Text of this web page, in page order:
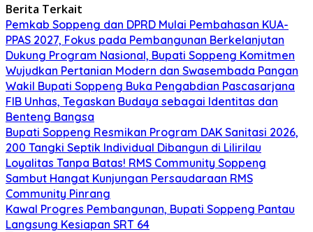
Berita Terkait
Pemkab Soppeng dan DPRD Mulai Pembahasan KUA-
PPAS 2027, Fokus pada Pembangunan Berkelanjutan
Dukung Program Nasional, Bupati Soppeng Komitmen
Wujudkan Pertanian Modern dan Swasembada Pangan
Wakil Bupati Soppeng Buka Pengabdian Pascasarjana
FIB Unhas, Tegaskan Budaya sebagai Identitas dan
Benteng Bangsa
Bupati Soppeng Resmikan Program DAK Sanitasi 2026,
200 Tangki Septik Individual Dibangun di Lilirilau
Loyalitas Tanpa Batas! RMS Community Soppeng
Sambut Hangat Kunjungan Persaudaraan RMS
Community Pinrang
Kawal Progres Pembangunan, Bupati Soppeng Pantau
Langsung Kesiapan SRT 64